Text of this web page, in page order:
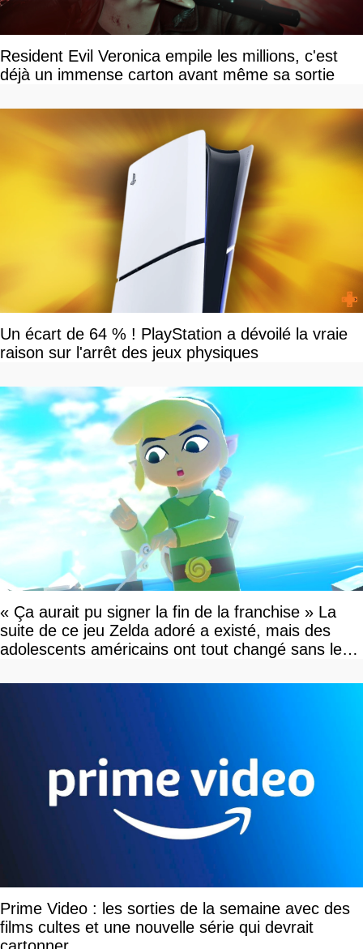
Resident Evil Veronica empile les millions, c'est
déjà un immense carton avant même sa sortie
Un écart de 64 % ! PlayStation a dévoilé la vraie
raison sur l'arrêt des jeux physiques
« Ça aurait pu signer la fin de la franchise » La
suite de ce jeu Zelda adoré a existé, mais des
adolescents américains ont tout changé sans le
Prime Video : les sorties de la semaine avec des
films cultes et une nouvelle série qui devrait